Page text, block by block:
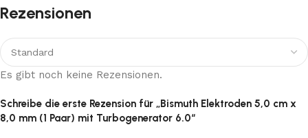
Rezensionen
Es gibt noch keine Rezensionen.
Schreibe die erste Rezension für „Bismuth Elektroden 5,0 cm x
8,0 mm (1 Paar) mit Turbogenerator 6.0“